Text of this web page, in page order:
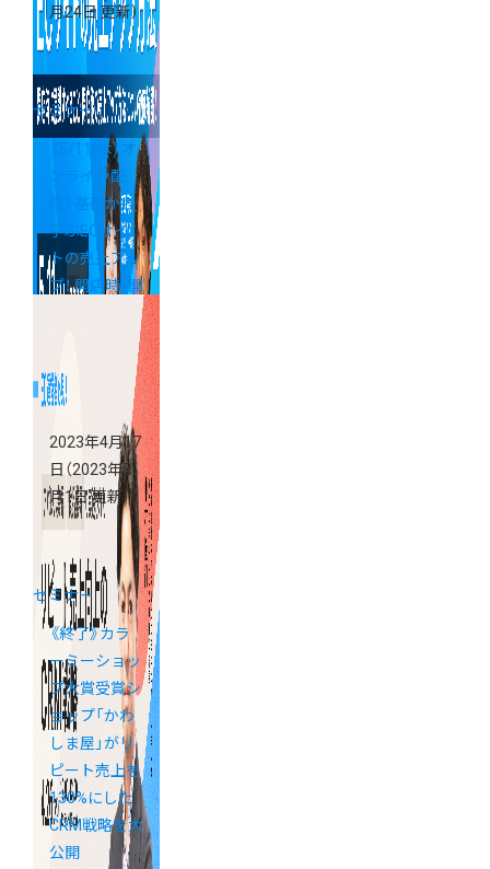
月24日 更新）
セミナー
《5/11(木) オ
ンライン配
信》基礎から
学ぶECサイ
トの売上アッ
プ！ 開店時・開
べきマーケテ
ィング＆組織
づくりとは？
2023年4月17
日 （2023年5
月1日 更新）
セミナー
《終了》カラ
ーミーショッ
プ大賞受賞シ
ョップ「かわ
しま屋」がリ
ピート売上を
130%にした
CRM戦略を大
公開